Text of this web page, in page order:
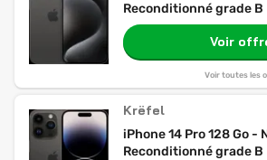
Reconditionné grade B
Voir
Voir toutes les
Krëfel
iPhone 14 Pro 128 Go -
Reconditionné grade B